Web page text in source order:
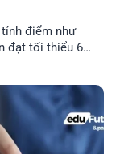
điểm như
đạt tối thiểu 65